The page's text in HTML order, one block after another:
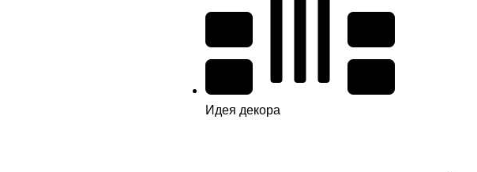
Идея декора